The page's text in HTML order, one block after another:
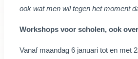
ook wat men wil tegen het moment
Workshops voor scholen, ook
Vanaf maandag 6 januari tot en met